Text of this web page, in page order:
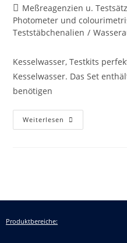
Meßreagenzien u.
Photometer und
Teststäbchenalien /
Kesselwasser, Testkits
Kesselwasser. Das Set
benötigen
Weiterlesen
Produktbereiche: